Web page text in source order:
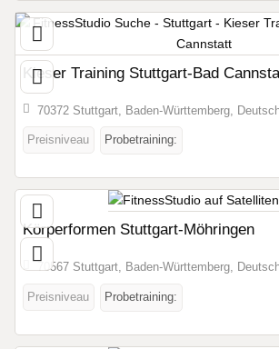
Kieser Training Stuttgart-Bad
70372 Stuttgart, Baden-Württemberg,
Preisniveau Probetraining:
Körperformen Stuttgart-Möhringen
70567 Stuttgart, Baden-Württemberg,
Preisniveau Probetraining: